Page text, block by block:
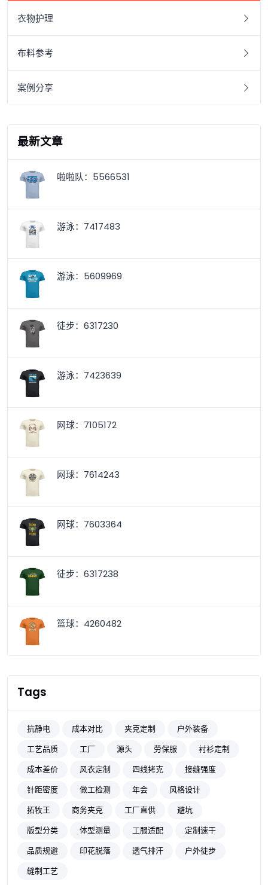
衣物护理
布料参考
案例分享
最新文章
啦啦队：5566531
游泳：7417483
游泳：5609969
徒步：6317230
游泳：7423639
网球：7105172
网球：7614243
网球：7603364
徒步：6317238
篮球：4260482
Tags
抗静电 成本对比 夹克定制
户外装备
工艺品质
工厂 源头 劳保服
衬衫定制
成本差价
风衣定制 四线拷克
接缝强度
针距密度
做工检测 年会
风格设计
拓牧王
商务夹克 工厂直供
避坑
版型分类
体型测量 工服适配
定制速干
品质规避
印花脱落 透气排汗
户外徒步
缝制工艺